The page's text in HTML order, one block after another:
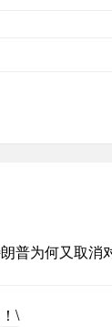
普为何又取消
\